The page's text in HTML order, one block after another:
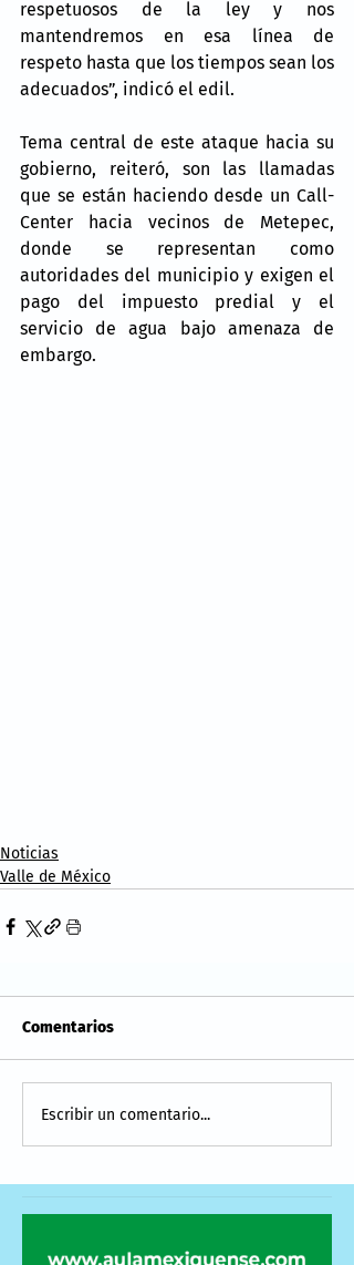
respetuosos de la ley y nos
mantendremos en esa línea de
respeto hasta que los tiempos sean los
adecuados”, indicó el edil.
Tema central de este ataque hacia su
gobierno, reiteró, son las llamadas
que se están haciendo desde un Call-
Center hacia vecinos de Metepec,
donde se representan como
autoridades del municipio y exigen el
pago del impuesto predial y el
servicio de agua bajo amenaza de
embargo.
Noticias
Valle de México
Comentarios
Escribir un comentario...